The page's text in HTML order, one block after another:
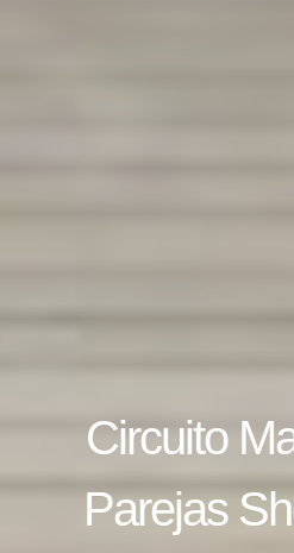
Circuito
Parejas